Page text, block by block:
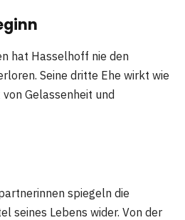
hat Hasselhoff nie den
Seine dritte Ehe wirkt wie
Gelassenheit und
spiegeln die
seines Lebens wider. Von der